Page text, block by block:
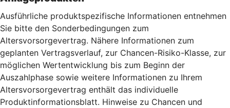
Ausführliche produktspezifische Informationen entnehmen
Sie bitte den Sonderbedingungen zum
Altersvorsorgevertrag. Nähere Informationen zum
geplanten Vertragsverlauf, zur Chancen-Risiko-Klasse, zur
möglichen Wertentwicklung bis zum Beginn der
Auszahlphase sowie weitere Informationen zu Ihrem
Altersvorsorgevertrag enthält das individuelle
Produktinformationsblatt. Hinweise zu Chancen und